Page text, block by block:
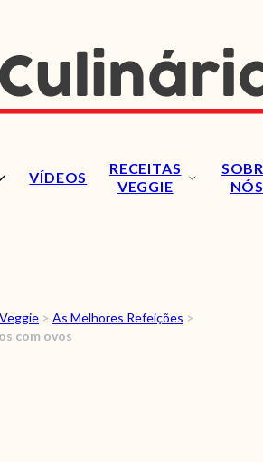
VÍDEOS
RECEITAS
VEGGIE
NÓS
RECEITAS
> As Melhores Refeições >
com ovos